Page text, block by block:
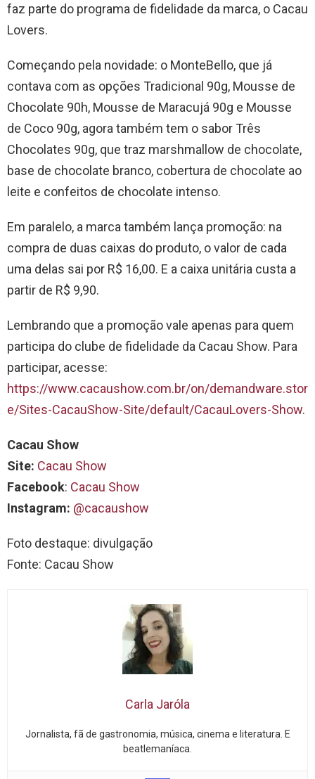
faz parte do programa de fidelidade da marca, o Cacau
Lovers.
Começando pela novidade: o MonteBello, que já
contava com as opções Tradicional 90g, Mousse de
Chocolate 90h, Mousse de Maracujá 90g e Mousse
de Coco 90g, agora também tem o sabor Três
Chocolates 90g, que traz marshmallow de chocolate,
base de chocolate branco, cobertura de chocolate ao
leite e confeitos de chocolate intenso.
Em paralelo, a marca também lança promoção: na
compra de duas caixas do produto, o valor de cada
uma delas sai por R$ 16,00. E a caixa unitária custa a
partir de R$ 9,90.
Lembrando que a promoção vale apenas para quem
participa do clube de fidelidade da Cacau Show. Para
participar, acesse:
https://www.cacaushow.com.br/on/demandware.stor
e/Sites-CacauShow-Site/default/CacauLovers-Show.
Cacau Show
Site: Cacau Show
Facebook: Cacau Show
Instagram: @cacaushow
Foto destaque: divulgação
Fonte: Cacau Show
Carla Jaróla
Jornalista, fã de gastronomia, música, cinema e literatura. E
beatlemaníaca.